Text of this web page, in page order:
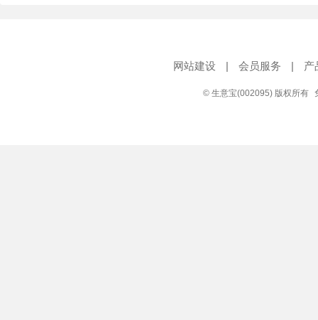
网站建设 | 会员服务 | 产
© 生意宝(002095) 版权所有